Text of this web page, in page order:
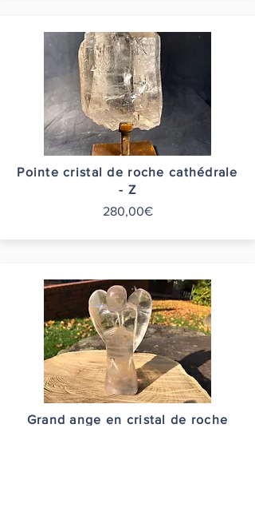
Pointe cristal de roche cathédrale
- Z
280,00€
Grand ange en cristal de roche